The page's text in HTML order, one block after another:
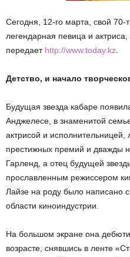
Сегодня, 12-го марта, свой 70-
легендарная певица и
передает http://www.today.kz
Детство, и начало
Будущая звезда кабаре
Анджелесе, в знаменитой
актрисой и исполнительницей,
престижных премий и дважды
Гарленд, а отец будущей
прославленным режиссером
Лайзе на роду было написано
области киноиндустрии.
На большом экране она
возрасте, снявшись в ленте